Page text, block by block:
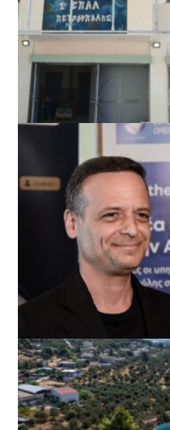
07/08/2026 ·
Δήμος Πετρούπολης:
συντήρησης σε σχολεία
εγκαταστάσεις
ΡΕΠΟΡΤΑΖ | 07/08/2026 · 17:27
Ο Δούκας για έργα,
μάχη των επόμενων
μου να κατέβει ο